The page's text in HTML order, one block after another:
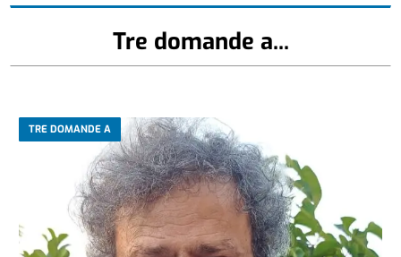
Tre domande a...
TRE DOMANDE A